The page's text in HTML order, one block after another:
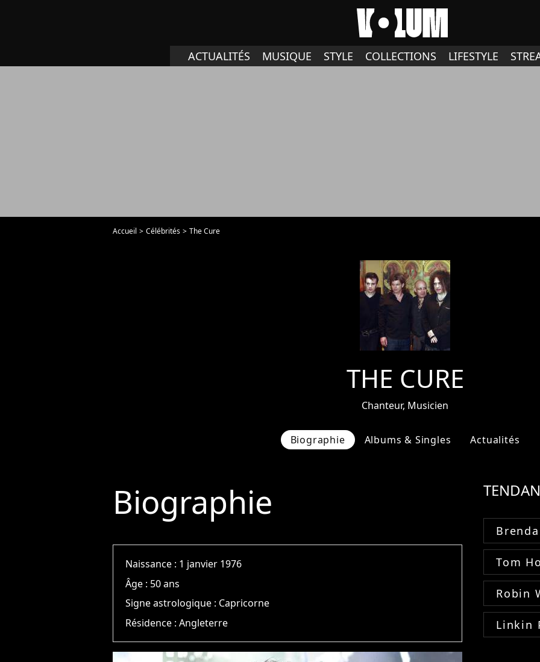
ACTUALITÉS MUSIQUE STYLE COLLECTIONS LIFESTYLE
Accueil Célébrités The Cure
THE CURE
Chanteur, Musicien
Biographie Albums & Singles Actualités
Biographie
Naissance : 1 janvier 1976
Âge : 50 ans
Signe astrologique : Capricorne
Résidence :Angleterre
Tom
Robin
Linkin